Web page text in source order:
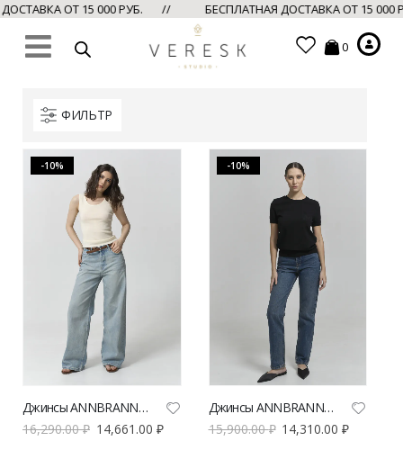
ОТ 15 000 РУБ. // БЕСПЛАТНАЯ ДОСТАВКА ОТ 15
0
ФИЛЬТР
-10%
Джинсы ANNBRANND широкие
16,290.00₽ 14,661.00 ₽
-10%
Джинсы ANNBRANND прямые
15,900.00₽ 14,310.00₽